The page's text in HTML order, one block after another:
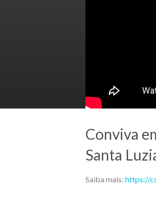
Conviva
Santa
Saiba mais: https://